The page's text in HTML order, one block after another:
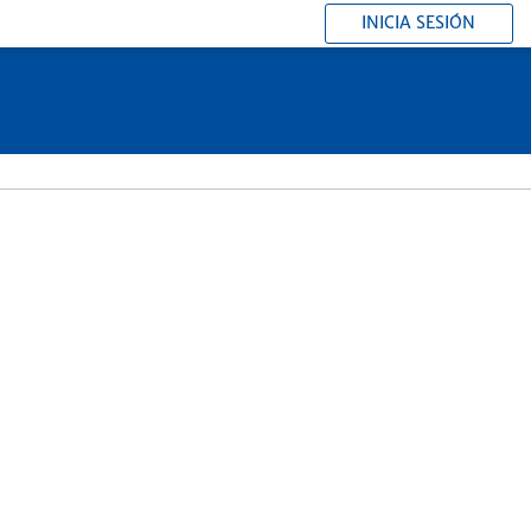
INICIA SESIÓN